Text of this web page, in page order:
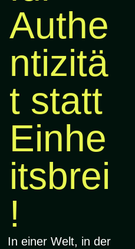
Authe
ntizitä
t statt
Einhe
itsbrei
!
In einer Welt, in der